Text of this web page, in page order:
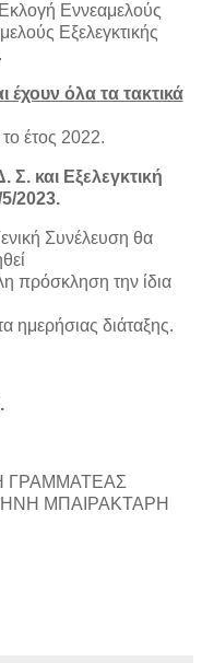
Εκλογή Εννεαμελούς
Εξελεγκτικής
έχουν όλα τα τακτικά
έτος 2022.
και Εξελεγκτική
2023.
Συνέλευση θα
πρόσκληση την ίδια
ημερήσιας διάταξης.
ΓΡΑΜΜΑΤΕΑΣ
ΜΠΑΙΡΑΚΤΑΡΗ